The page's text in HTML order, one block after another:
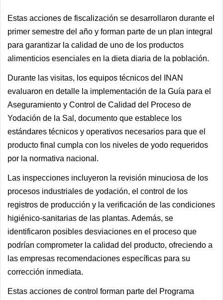
Estas acciones de fiscalización se desarrollaron durante el
primer semestre del año y forman parte de un plan integral
para garantizar la calidad de uno de los productos
alimenticios esenciales en la dieta diaria de la población.
Durante las visitas, los equipos técnicos del INAN
evaluaron en detalle la implementación de la Guía para el
Aseguramiento y Control de Calidad del Proceso de
Yodación de la Sal, documento que establece los
estándares técnicos y operativos necesarios para que el
producto final cumpla con los niveles de yodo requeridos
por la normativa nacional.
Las inspecciones incluyeron la revisión minuciosa de los
procesos industriales de yodación, el control de los
registros de producción y la verificación de las condiciones
higiénico-sanitarias de las plantas. Además, se
identificaron posibles desviaciones en el proceso que
podrían comprometer la calidad del producto, ofreciendo a
las empresas recomendaciones específicas para su
corrección inmediata.
Estas acciones de control forman parte del Programa